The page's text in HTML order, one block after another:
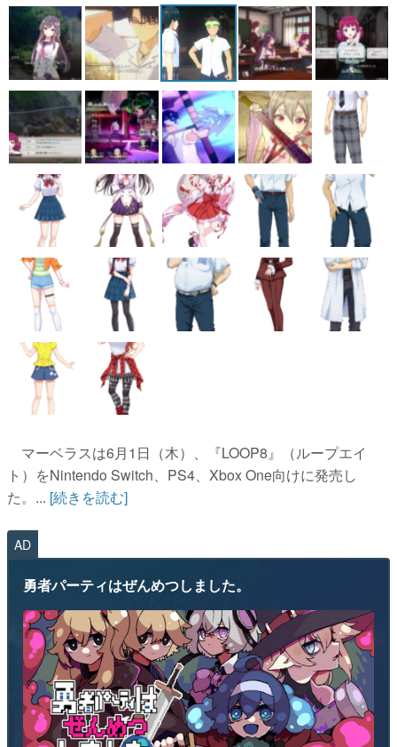
マーベラスは6月1日（木）、『LOOP8』（ループエイ
ト）をNintendo Switch、PS4、Xbox One向けに発売し
た。... [続きを読む]
AD
勇者パーティはぜんめつしました。